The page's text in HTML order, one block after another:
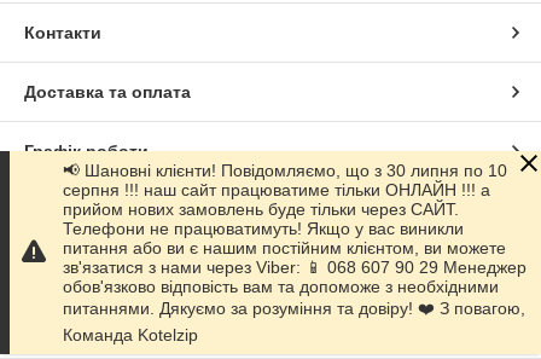
Контакти
Доставка та оплата
Графік роботи
Повна версія сайту
Сайт створено на маркетплейсі Prom.ua
Політика конфіденційності
📢 Шановні клієнти! Повідомляємо, що з 30 липня по 10
серпня !!! наш сайт працюватиме тільки ОНЛАЙН !!! а
прийом нових замовлень буде тільки через САЙТ.
Телефони не працюватимуть! Якщо у вас виникли
питання або ви є нашим постійним клієнтом, ви можете
зв'язатися з нами через Viber: 📱 068 607 90 29 Менеджер
обов'язково відповість вам та допоможе з необхідними
питаннями. Дякуємо за розуміння та довіру! ❤️ З повагою,
Команда Kotelzip